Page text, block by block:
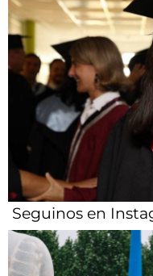
Seguinos en